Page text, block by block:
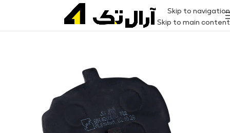
Skip to navigation
Skip to main content